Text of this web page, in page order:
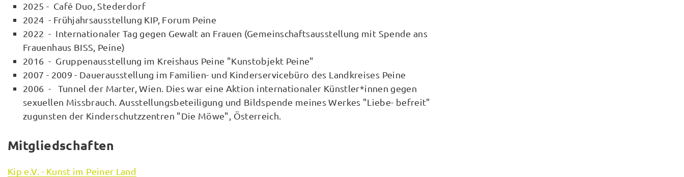
2025 - Café Duo, Stederdorf
2024 - Frühjahrsausstellung KIP, Forum Peine
2022 - Internationaler Tag gegen Gewalt an Frauen (Gemeinschaftsausstellung mit Spende ans
Frauenhaus BISS, Peine)
2016 - Gruppenausstellung im Kreishaus Peine "Kunstobjekt Peine"
2007 - 2009 - Dauerausstellung im Familien- und Kinderservicebüro des Landkreises Peine
2006 - Tunnel der Marter, Wien. Dies war eine Aktion internationaler Künstler*innen gegen
sexuellen Missbrauch. Ausstellungsbeteiligung und Bildspende meines Werkes "Liebe- befreit"
zugunsten der Kinderschutzzentren "Die Möwe", Österreich.
Mitgliedschaften
Kip e.V. - Kunst im Peiner Land